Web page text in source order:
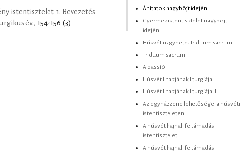
istentisztelet. 1. Bevezetés,
év., 154-156 (3)
Áhítatok nagyböjt idején
Gyermek istentisztelet nagyböjt
idején
Húsvét nagyhete- triduum sacrum
Triduum sacrum
A passió
Húsvét I napjának liturgiája
Húsvét I napjának liturgiája II
Az egyházzene lehetőségei a húsvéti
istentiszteleten.
A húsvét hajnali feltámadási
istentisztelet I.
A húsvét hajnali feltámadási